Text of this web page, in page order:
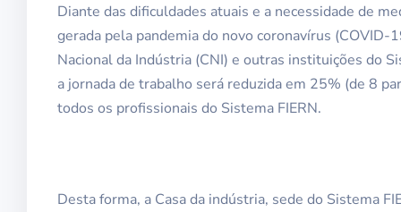
Diante das dificuldades atuais e a necessidade de
gerada pela pandemia do novo coronavírus (COVID-
Nacional da Indústria (CNI) e outras instituições do
a jornada de trabalho será reduzida em 25% (de 8
todos os profissionais do Sistema FIERN.
Desta forma, a Casa da indústria, sede do Sistema